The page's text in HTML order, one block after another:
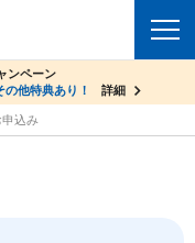
応援キャンペーン
詳細
ンペーン
他特典あり！ 詳細
申込み